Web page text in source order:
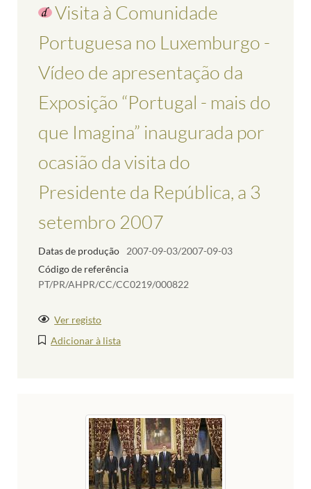
Visita à Comunidade
Portuguesa no Luxemburgo -
Vídeo de apresentação da
Exposição “Portugal - mais do
que Imagina” inaugurada por
ocasião da visita do
Presidente da República, a 3
setembro 2007
Datas de produção
2007-09-03/2007-09-03
Código de referência
PT/PR/AHPR/CC/CC0219/000822
Ver registo
Adicionar à lista